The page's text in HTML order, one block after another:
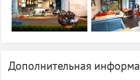
Дополнительная